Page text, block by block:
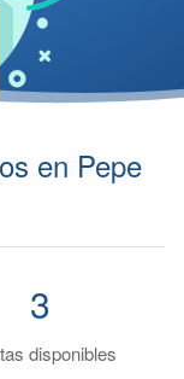
en Pepe
disponibles
3